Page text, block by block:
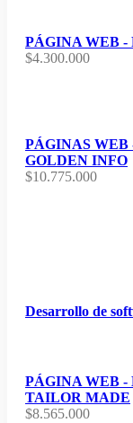
PÁGINA WEB
$4.300.000
PÁGINAS
GOLDEN INFO
$10.775.000
Desarrollo de
PÁGINA WEB -
TAILOR MADE
$8.565.000